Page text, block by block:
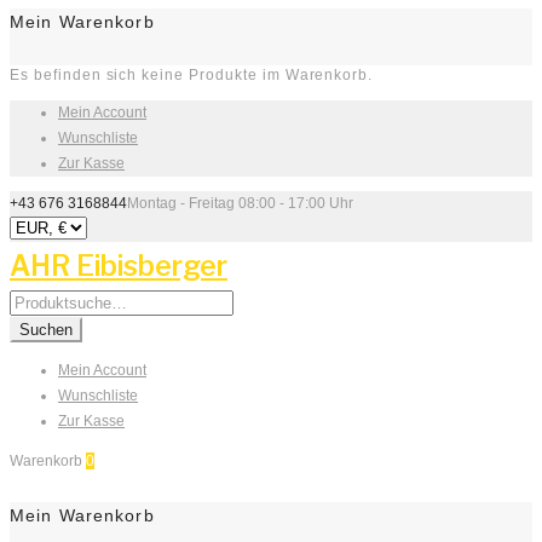
Mein Warenkorb
Es befinden sich keine Produkte im Warenkorb.
Mein Account
Wunschliste
Zur Kasse
+43 676 3168844Montag - Freitag 08:00 - 17:00 Uhr
AHR Eibisberger
Search
for:
Suchen
Mein Account
Wunschliste
Zur Kasse
Warenkorb 0
Mein Warenkorb